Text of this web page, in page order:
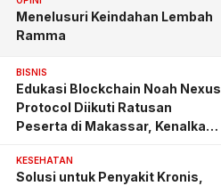
Menelusuri Keindahan Lembah
Ramma
BISNIS
Edukasi Blockchain Noah Nexus
Protocol Diikuti Ratusan
Peserta di Makassar, Kenalkan
KESEHATAN
Solusi untuk Penyakit Kronis,